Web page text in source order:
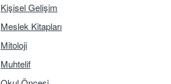
Kişisel Gelişim
Meslek Kitapları
Mitoloji
Muhtelif